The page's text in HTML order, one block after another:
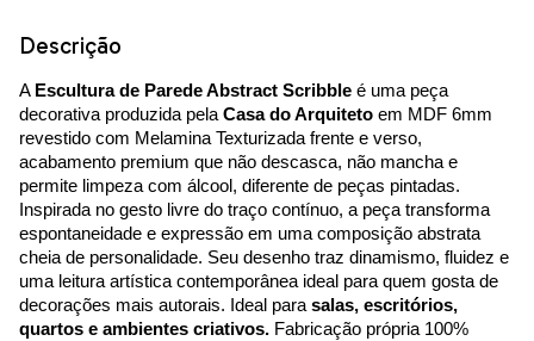
Descrição
A Escultura de Parede Abstract Scribble é uma peça
decorativa produzida pela Casa do Arquiteto em MDF 6mm
revestido com Melamina Texturizada frente e verso,
acabamento premium que não descasca, não mancha e
permite limpeza com álcool, diferente de peças pintadas.
Inspirada no gesto livre do traço contínuo, a peça transforma
espontaneidade e expressão em uma composição abstrata
cheia de personalidade. Seu desenho traz dinamismo, fluidez e
uma leitura artística contemporânea ideal para quem gosta de
decorações mais autorais. Ideal para salas, escritórios,
quartos e ambientes criativos. Fabricação própria 100%